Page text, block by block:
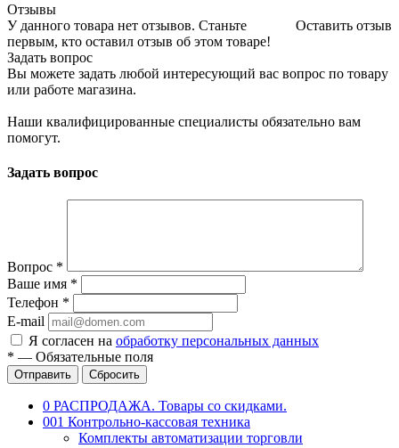
Отзывы
Оставить отзыв
У данного товара нет отзывов. Станьте
первым, кто оставил отзыв об этом товаре!
Задать вопрос
Вы можете задать любой интересующий вас вопрос по товару
или работе магазина.
Наши квалифицированные специалисты обязательно вам
помогут.
Задать вопрос
Вопрос *
Ваше имя *
Телефон *
E-mail
Я согласен на обработку персональных данных
* — Обязательные поля
Отправить Сбросить
0 РАСПРОДАЖА. Товары со скидками.
001 Контрольно-кассовая техника
Комплекты автоматизации торговли